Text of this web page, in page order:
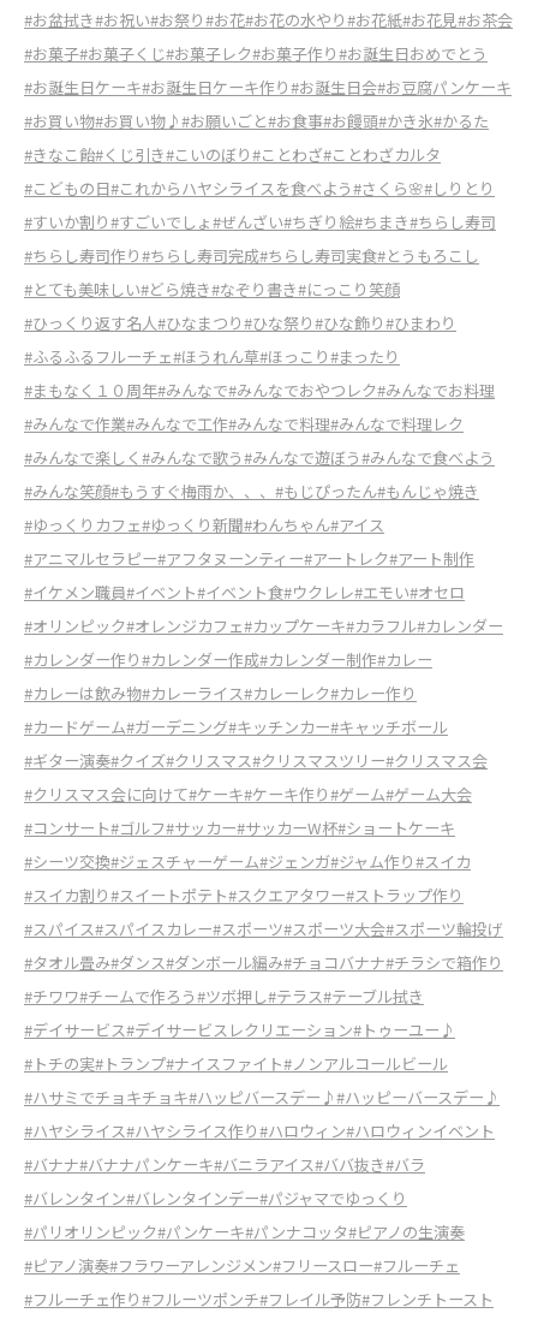
#お盆拭き#お祝い#お祭り#お花#お花の水やり#お花紙#お花見#お茶会
#お菓子#お菓子くじ#お菓子レク#お菓子作り#お誕生日おめでとう
#お誕生日ケーキ#お誕生日ケーキ作り#お誕生日会#お豆腐パンケーキ
#お買い物#お買い物♪#お願いごと#お食事#お饅頭#かき氷#かるた
#きなこ飴#くじ引き#こいのぼり#ことわざ#ことわざカルタ
#こどもの日#これからハヤシライスを食べよう#さくら🌸#しりとり
#すいか割り#すごいでしょ#ぜんざい#ちぎり絵#ちまき#ちらし寿司
#ちらし寿司作り#ちらし寿司完成#ちらし寿司実食#とうもろこし
#とても美味しい#どら焼き#なぞり書き#にっこり笑顔
#ひっくり返す名人#ひなまつり#ひな祭り#ひな飾り#ひまわり
#ふるふるフルーチェ#ほうれん草#ほっこり#まったり
#まもなく１０周年#みんなで#みんなでおやつレク#みんなでお料理
#みんなで作業#みんなで工作#みんなで料理#みんなで料理レク
#みんなで楽しく #みんなで歌う#みんなで遊ぼう#みんなで食べよう
#みんな笑顔#もうすぐ梅雨か、、、 #もじぴったん#もんじゃ焼き
#ゆっくりカフェ#ゆっくり新聞#わんちゃん#アイス
#アニマルセラピー#アフタヌーンティー#アートレク#アート制作
#イケメン職員#イベント#イベント食#ウクレレ#エモい#オセロ
#オリンピック#オレンジカフェ#カップケーキ#カラフル#カレンダー
#カレンダー作り#カレンダー作成#カレンダー制作#カレー
#カレーは飲み物#カレーライス#カレーレク#カレー作り
#カードゲーム#ガーデニング#キッチンカー#キャッチボール
#ギター演奏#クイズ#クリスマス#クリスマスツリー#クリスマス会
#クリスマス会に向けて#ケーキ#ケーキ作り#ゲーム#ゲーム大会
#コンサート#ゴルフ#サッカー#サッカーW杯#ショートケーキ
#シーツ交換#ジェスチャーゲーム#ジェンガ#ジャム作り#スイカ
#スイカ割り#スイートポテト#スクエアタワー#ストラップ作り
#スパイス#スパイスカレー#スポーツ#スポーツ大会#スポーツ輪投げ
#タオル畳み#ダンス#ダンボール編み#チョコバナナ#チラシで箱作り
#チワワ#チームで作ろう#ツボ押し#テラス#テーブル拭き
#デイサービス#デイサービスレクリエーション#トゥーユー♪
#トチの実#トランプ#ナイスファイト#ノンアルコールビール
#ハサミでチョキチョキ#ハッピバースデー♪#ハッピーバースデー♪
#ハヤシライス#ハヤシライス作り#ハロウィン#ハロウィンイベント
#バナナ#バナナパンケーキ#バニラアイス#ババ抜き#バラ
#バレンタイン#バレンタインデー#パジャマでゆっくり
#パリオリンピック#パンケーキ#パンナコッタ#ピアノの生演奏
#ピアノ演奏#フラワーアレンジメン#フリースロー#フルーチェ
#フルーチェ作り#フルーツポンチ#フレイル予防#フレンチトースト